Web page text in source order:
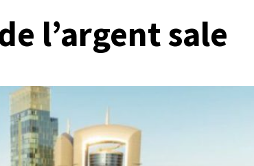
l’argent sale